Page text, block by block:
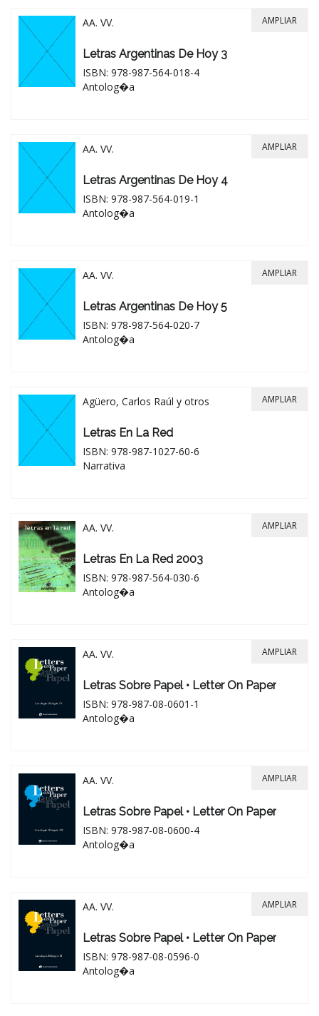
AA. VV.
Letras Argentinas De Hoy 3
ISBN: 978-987-564-018-4
Antolog�a
AMPLIAR
AA. VV.
Letras Argentinas De Hoy 4
ISBN: 978-987-564-019-1
Antolog�a
AMPLIAR
AA. VV.
Letras Argentinas De Hoy 5
ISBN: 978-987-564-020-7
Antolog�a
AMPLIAR
Agüero, Carlos Raúl y otros
Letras En La Red
ISBN: 978-987-1027-60-6
Narrativa
AMPLIAR
AA. VV.
Letras En La Red 2003
ISBN: 978-987-564-030-6
Antolog�a
AMPLIAR
AA. VV.
Letras Sobre Papel • Letter On Paper
ISBN: 978-987-08-0601-1
Antolog�a
AMPLIAR
AA. VV.
Letras Sobre Papel • Letter On Paper
ISBN: 978-987-08-0600-4
Antolog�a
AMPLIAR
AA. VV.
Letras Sobre Papel • Letter On Paper
ISBN: 978-987-08-0596-0
Antolog�a
AMPLIAR